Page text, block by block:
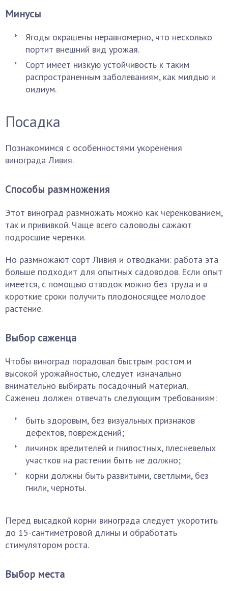
Минусы
Ягоды окрашены неравномерно, что несколько
портит внешний вид урожая.
Сорт имеет низкую устойчивость к таким
распространенным заболеваниям, как милдью и
оидиум.
Посадка
Познакомимся с особенностями укоренения
винограда Ливия.
Способы размножения
Этот виноград размножать можно как черенкованием,
так и прививкой. Чаще всего садоводы сажают
подросшие черенки.
Но размножают сорт Ливия и отводками: работа эта
больше подходит для опытных садоводов. Если опыт
имеется, с помощью отводок можно без труда и в
короткие сроки получить плодоносящее молодое
растение.
Выбор саженца
Чтобы виноград порадовал быстрым ростом и
высокой урожайностью, следует изначально
внимательно выбирать посадочный материал.
Саженец должен отвечать следующим требованиям:
быть здоровым, без визуальных признаков
дефектов, повреждений;
личинок вредителей и гнилостных, плесневелых
участков на растении быть не должно;
корни должны быть развитыми, светлыми, без
гнили, черноты.
Перед высадкой корни винограда следует укоротить
до 15-сантиметровой длины и обработать
стимулятором роста.
Выбор места